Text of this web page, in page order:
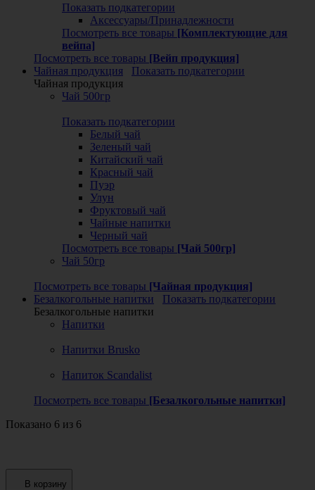
Показать подкатегории
Аксессуары/Принадлежности
Посмотреть все товары [Комплектующие для
вейпа]
Посмотреть все товары [Вейп продукция]
Чайная продукция
Показать подкатегории
Чайная продукция
Чай 500гр
Показать подкатегории
Белый чай
Зеленый чай
Китайский чай
Красный чай
Пуэр
Улун
Фруктовый чай
Чайные напитки
Черный чай
Посмотреть все товары [Чай 500гр]
Чай 50гр
Посмотреть все товары [Чайная продукция]
Безалкогольные напитки
Показать подкатегории
Безалкогольные напитки
Напитки
Напитки Brusko
Напиток Scandalist
Посмотреть все товары [Безалкогольные напитки]
Показано 6 из 6
В корзину